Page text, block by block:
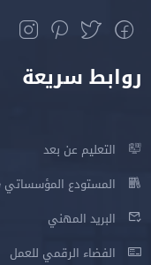
روابط سريعة
التعليم عن بعد
المستودع المؤسساتي DSpace
البريد المهني
الفضاء الرقمي للعمل